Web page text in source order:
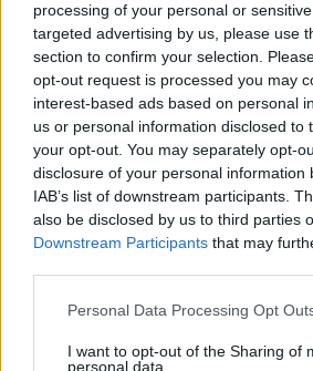
processing of your personal or
targeted advertising by us, please use
section to confirm your selection.
opt-out request is processed you may
interest-based ads based on personal
us or personal information disclosed to
your opt-out. You may separately opt-
disclosure of your personal information
IAB’s list of downstream participants.
also be disclosed by us to third parties
Downstream Participants that may
Personal Data Processing Opt
I want to opt-out of the Sharing of
personal data.
Publié parThann 5329 2 2 4 le
23h22.
Chanteurs :